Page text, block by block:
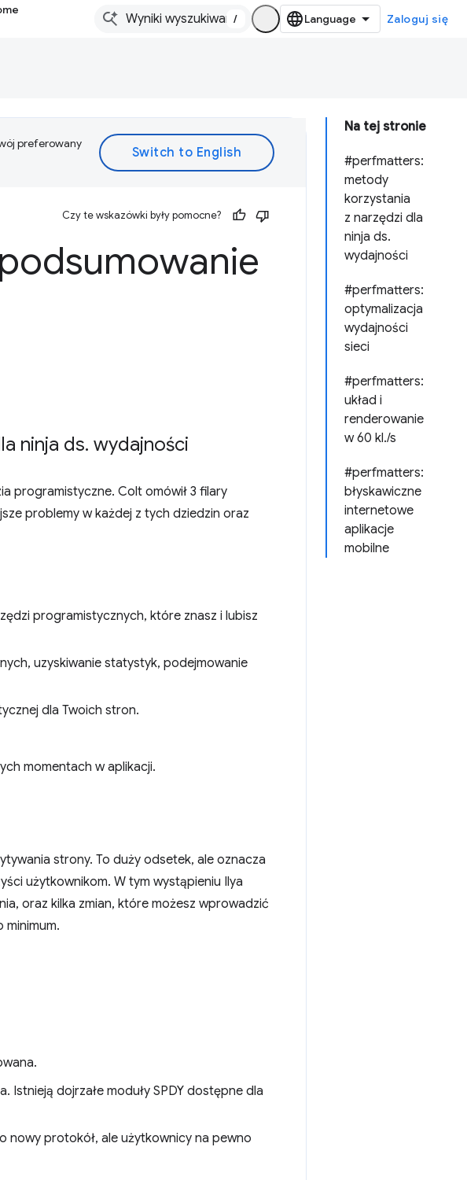
/ Zaloguj się
Na tej stronie
#perfmatters:
metody
korzystania
z narzędzi dla
ninja ds.
wydajności
#perfmatters:
optymalizacja
wydajności
sieci
#perfmatters:
układ i
renderowanie
w 60 kl./s
#perfmatters:
błyskawiczne
internetowe
aplikacje
mobilne
preferowany
Czy te wskazówki były pomocne?
ninja ds. wydajności
programistyczne. Colt omówił 3 filary
problemy w każdej z tych dziedzin oraz
programistycznych, które znasz i lubisz
uzyskiwanie statystyk, podejmowanie
dla Twoich stron.
momentach w aplikacji.
strony. To duży odsetek, ale oznacza
użytkownikom. W tym wystąpieniu Ilya
oraz kilka zmian, które możesz wprowadzić
Istnieją dojrzałe moduły SPDY dostępne dla
nowy protokół, ale użytkownicy na pewno